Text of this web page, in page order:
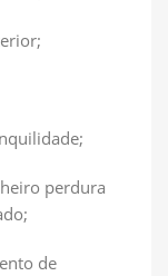
perdura
de